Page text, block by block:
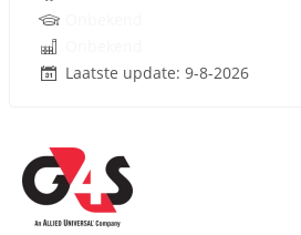
Laatste update: 9-8-2026